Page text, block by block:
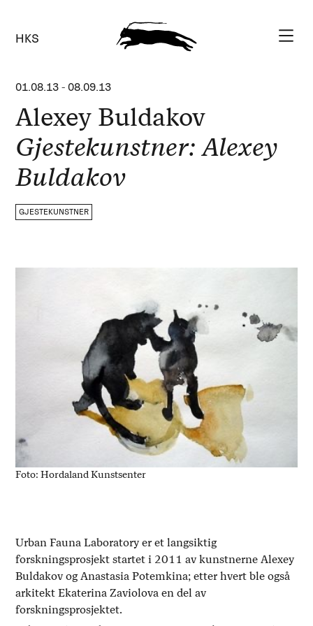
HKS
01.08.13 -08.09.13
Alexey Buldakov
Gjestekunstner: Alexey
Buldakov
GJESTEKUNSTNER
Foto: Hordaland Kunstsenter
Urban Fauna Laboratory er et langsiktig
forskningsprosjekt startet i 2011 av kunstnerne Alexey
Buldakov og Anastasia Potemkina; etter hvert ble også
arkitekt Ekaterina Zaviolova en del av
forskningsprosjektet.